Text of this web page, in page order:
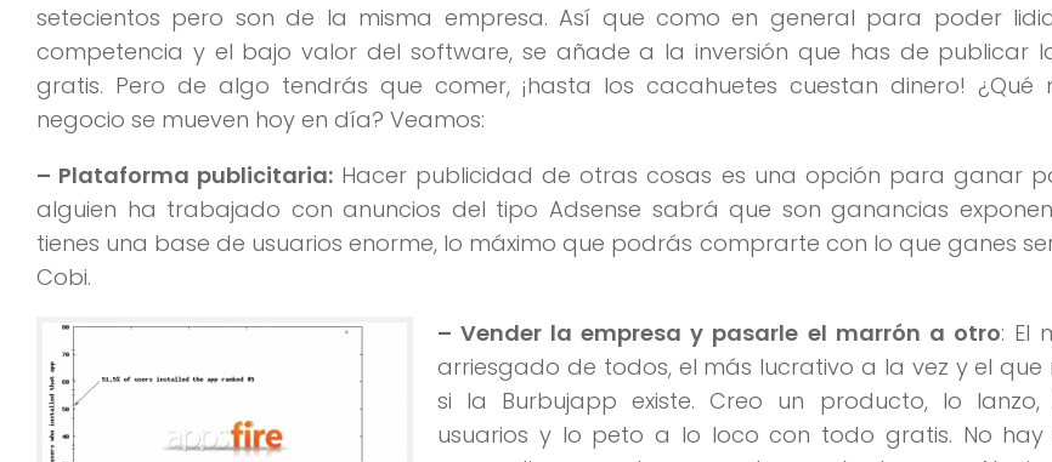
setecientos pero son de la misma empresa. Así que como en general para poder
competencia y el bajo valor del software, se añade a la inversión que has de publicar
gratis. Pero de algo tendrás que comer, ¡hasta los cacahuetes cuestan dinero! ¿Qué
negocio se mueven hoy en día? Veamos:
– Plataforma publicitaria: Hacer publicidad de otras cosas es una opción para ganar
alguien ha trabajado con anuncios del tipo Adsense sabrá que son ganancias
tienes una base de usuarios enorme, lo máximo que podrás comprarte con lo que ganes
Cobi.
– Vender la empresa y pasarle el marrón a otro: El
arriesgado de todos, el más lucrativo a la vez y el que
si la Burbujapp existe. Creo un producto, lo
usuarios y lo peto a lo loco con todo gratis. No